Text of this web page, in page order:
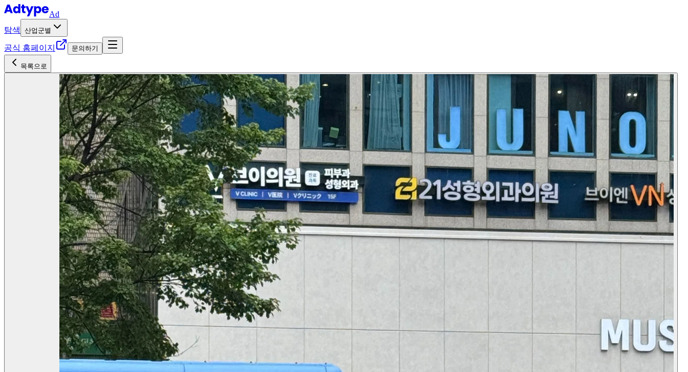
Ad
탐색
산업군별
공식 홈페이지 문의하기
목록으로